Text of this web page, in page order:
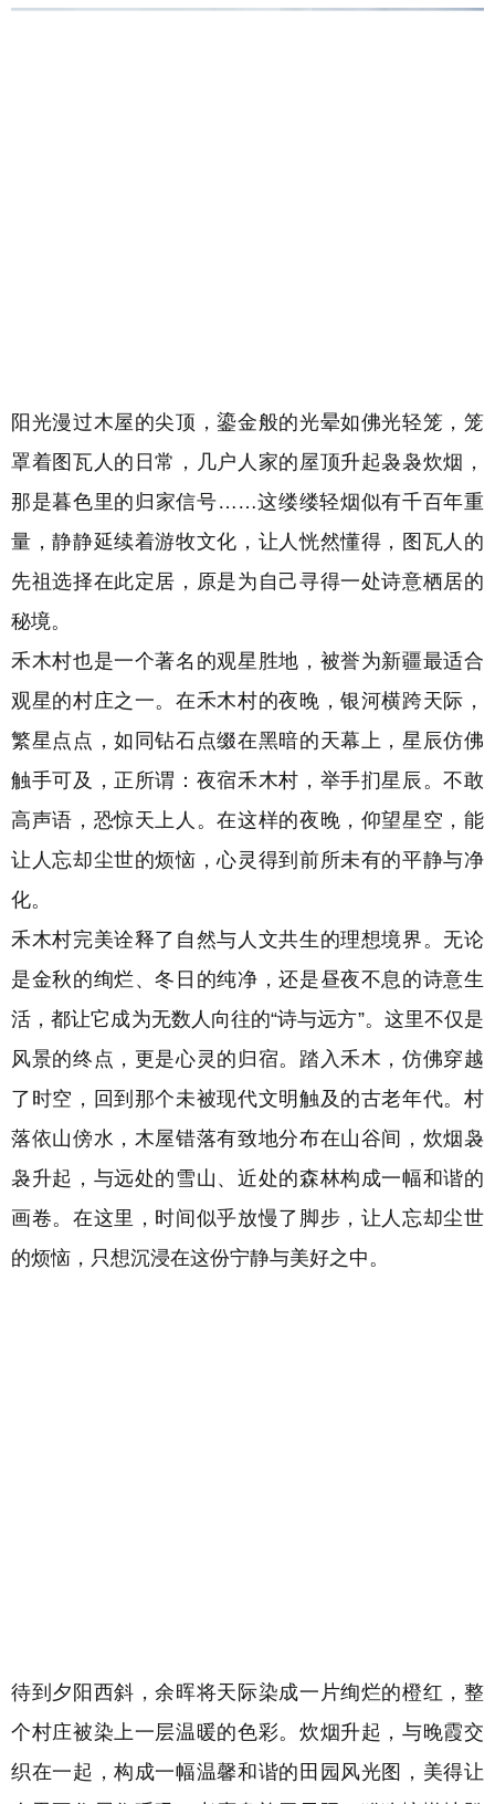
阳光漫过木屋的尖顶，鎏金般的光晕如佛光轻笼，笼
罩着图瓦人的日常，几户人家的屋顶升起袅袅炊烟，
那是暮色里的归家信号……这缕缕轻烟似有千百年重
量，静静延续着游牧文化，让人恍然懂得，图瓦人的
先祖选择在此定居，原是为自己寻得一处诗意栖居的
秘境。
禾木村也是一个著名的观星胜地，被誉为新疆最适合
观星的村庄之一。在禾木村的夜晚，银河横跨天际，
繁星点点，如同钻石点缀在黑暗的天幕上 ，星辰仿佛
触手可及，正所谓： 夜宿禾木村 ， 举手扪星辰。不敢
高声语，恐惊天上人。在这样的夜晚，仰望星空，能
让人忘却尘世的烦恼，心灵得到前所未有的平静与净
化。
禾木村完美诠释了自然与人文共生的理想境界。无论
是金秋的绚烂、冬日的纯净，还是昼夜不息的诗意生
活，都让它成为无数人向往的“诗与远方”。这里不仅是
风景的终点，更是心灵的归宿。 踏入禾木，仿佛穿越
了时空，回到那个未被现代文明触及的古老年代。村
落依山傍水，木屋错落有致地分布在山谷间，炊烟袅
袅升起，与远处的雪山、近处的森林构成一幅和谐的
画卷。在这里，时间似乎放慢了脚步，让人忘却尘世
的烦恼，只想沉浸在这份宁静与美好之中。
待到夕阳西斜，余晖将天际染成一片绚烂的橙红，整
个村庄被染上一层温暖的色彩。炊烟升起，与晚霞交
织在一起，构成一幅温馨和谐的田园风光图，美得让